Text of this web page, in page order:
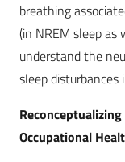
breathing
(in NREM sleep as
understand the
sleep
Occupational